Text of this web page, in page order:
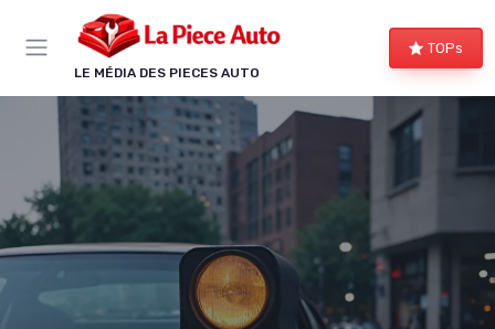
LE MÉDIA DES PIECES AUTO
TOPs
Panneau de gestion des cookies